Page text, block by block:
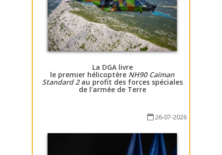
La DGA livre
le premier hélicoptère NH90 Caïman
Standard 2au profit des forces spéciales
de l’armée de Terre
26-07-2026